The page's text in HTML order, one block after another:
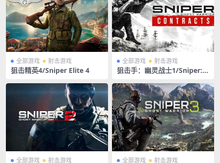
全部游戏 射击游戏
狙击精英4/Sniper Elite 4
全部游戏 射击游戏
狙击手：幽灵战士1/Sniper: G
全部游戏 射击游戏 全部游戏 射击游戏